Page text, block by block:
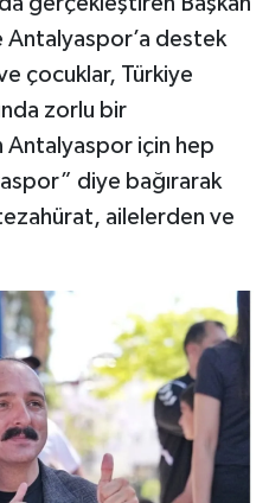
Antalyaspor’a destek
çocuklar, Türkiye
zorlu bir
Antalyaspor için hep
diye bağırarak
ailelerden ve